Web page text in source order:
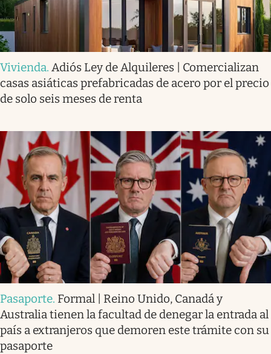
Vivienda. Adiós Ley de Alquileres | Comercializan
casas asiáticas prefabricadas de acero por el precio
de solo seis meses de renta
Pasaporte. Formal | Reino Unido, Canadá y
Australia tienen la facultad de denegar la entrada al
país a extranjeros que demoren este trámite con su
pasaporte